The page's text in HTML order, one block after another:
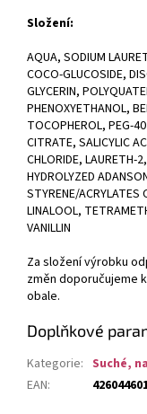
Složení:
AQUA, SODIUM
COCO-GLUCOSIDE,
GLYCERIN,
PHENOXYETHANOL,
TOCOPHEROL, PEG-
CITRATE, SALICYLIC
CHLORIDE, LAURETH-
HYDROLYZED
STYRENE/ACRYLATES
LINALOOL,
VANILLIN
Za složení výrobku
změn doporučujeme
obale.
Doplňkové
Kategorie: Suché,
EAN: